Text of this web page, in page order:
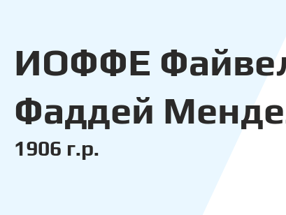
ИОФФЕ
Фаддей
1906 г.р.